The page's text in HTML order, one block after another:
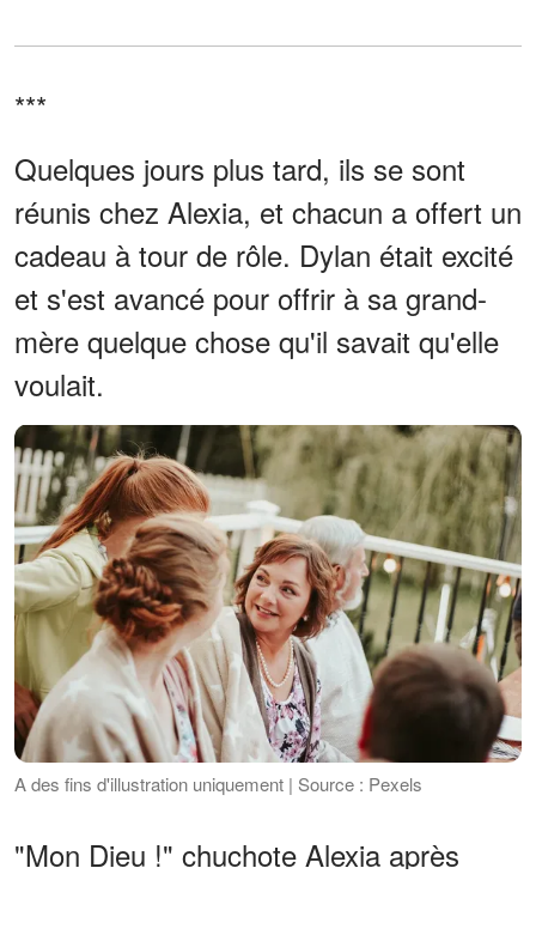
***
Quelques jours plus tard, ils se sont
réunis chez Alexia, et chacun a offert un
cadeau à tour de rôle. Dylan était excité
et s'est avancé pour offrir à sa grand-
mère quelque chose qu'il savait qu'elle
voulait.
A des fins d'illustration uniquement | Source : Pexels
"Mon Dieu !" chuchote Alexia après